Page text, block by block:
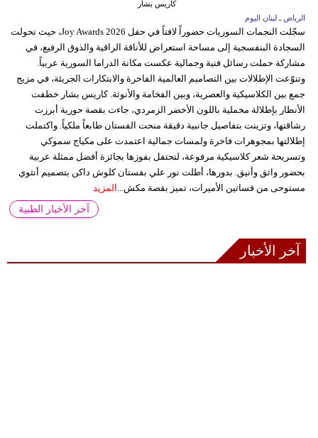
كاريس بشار
الرياض ـ لبنان اليوم
سجّلت النجمات السوريات حضوراً لافتاً في حفل Joy Awards 2026، حيث تحولت
السجادة البنفسجية إلى مساحة استعراض للأناقة الراقية والذوق الرفيع، في
مشاركة حملت رسائل فنية وجمالية عكست مكانة الدراما السورية عربياً.
وتنوّعت الإطلالات بين التصاميم العالمية الفاخرة والابتكارات الجريئة، في مزيج
جمع بين الكلاسيكية والعصرية، وبين الفخامة والأنوثة. كاريس بشار خطفت
الأنظار بإطلالة مخملية باللون الأخضر الزمردي، جاءت بقصة حورية أبرزت
رشاقتها، وتزينت بتفاصيل جانبية دقيقة منحت الفستان طابعاً ملكياً. واكتملت
إطلالتها بمجوهرات فاخرة ولمسات جمالية اعتمدت على مكياج سموكي
وتسريحة شعر كلاسيكية مرفوعة، لتحتفل بفوزها بجائزة أفضل ممثلة عربية
بحضور واثق وأنيق. بدورها، أطلت نور علي بفستان كلوش داكن بتصميم أنثوي
مستوحى من فساتين الأميرات، تميز بقصة مكش... المزيد
آخر الأخبار الطبية
آخر الأخبار